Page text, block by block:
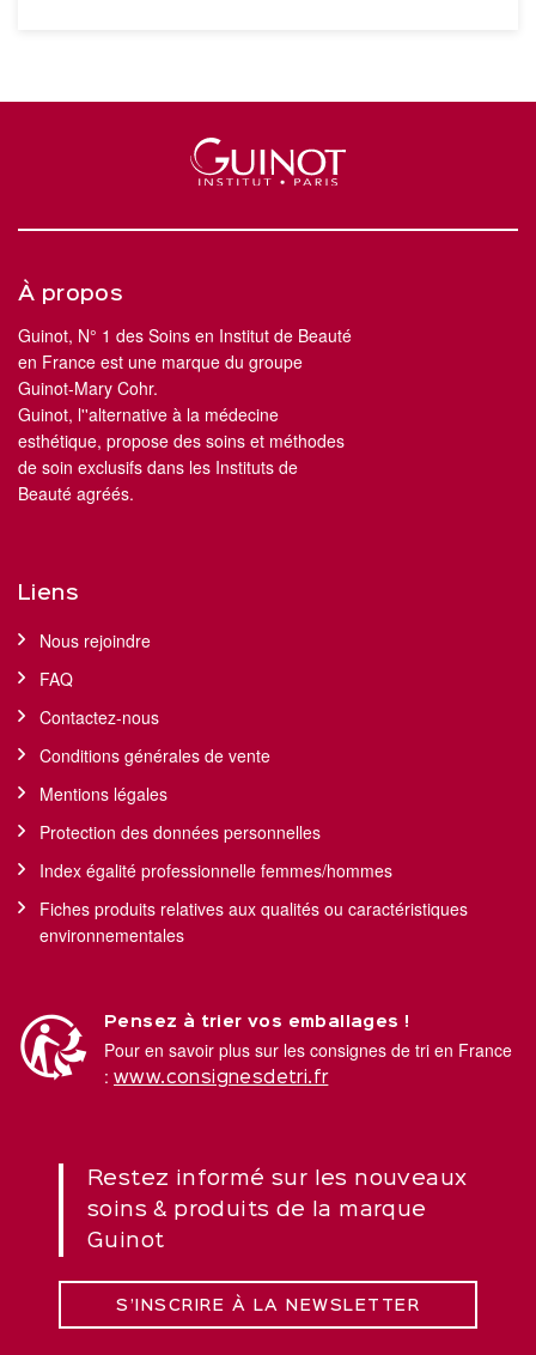
À propos
Guinot, N° 1 des Soins en Institut de Beauté
en France est une marque du groupe
Guinot-Mary Cohr.
Guinot, l''alternative à la médecine
esthétique, propose des soins et méthodes
de soin exclusifs dans les Instituts de
Beauté agréés.
Liens
Nous rejoindre
FAQ
Contactez-nous
Conditions générales de vente
Mentions légales
Protection des données personnelles
Index égalité professionnelle femmes/hommes
Fiches produits relatives aux qualités ou caractéristiques
environnementales
Pensez à trier vos emballages !
Pour en savoir plus sur les consignes de tri en France
: www.consignesdetri.fr
Restez informé sur les nouveaux
soins & produits de la marque
Guinot
S’INSCRIRE À LA NEWSLETTER